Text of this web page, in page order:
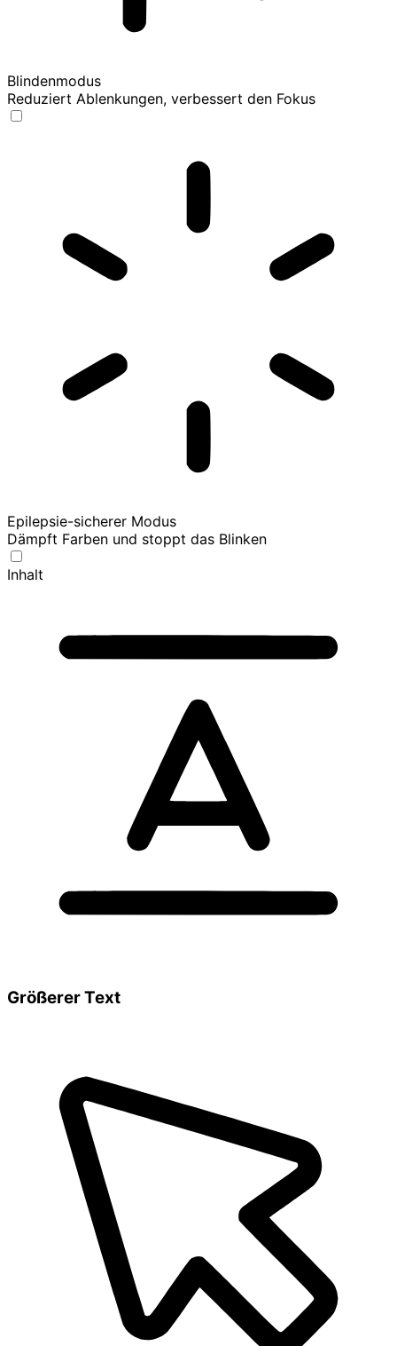
Blindenmodus
Reduziert Ablenkungen, verbessert den Fokus
Epilepsie-sicherer Modus
Dämpft Farben und stoppt das Blinken
Inhalt
Größerer Text